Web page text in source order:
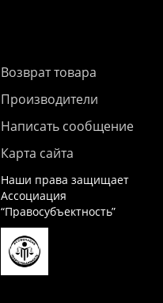
Возврат товара
Производители
Написать сообщение
Карта сайта
Наши права защищает
Ассоциация
“Правосубъектность”